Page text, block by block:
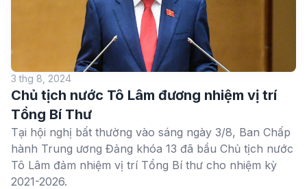
3 thg 8, 2024
Chủ tịch nước Tô Lâm đương nhiệm vị trí
Tổng Bí Thư
Tại hội nghị bất thường vào sáng ngày 3/8, Ban Chấp
hành Trung ương Đảng khóa 13 đã bầu Chủ tịch nước
Tô Lâm đảm nhiệm vị trí Tổng Bí thư cho nhiệm kỳ
2021-2026.